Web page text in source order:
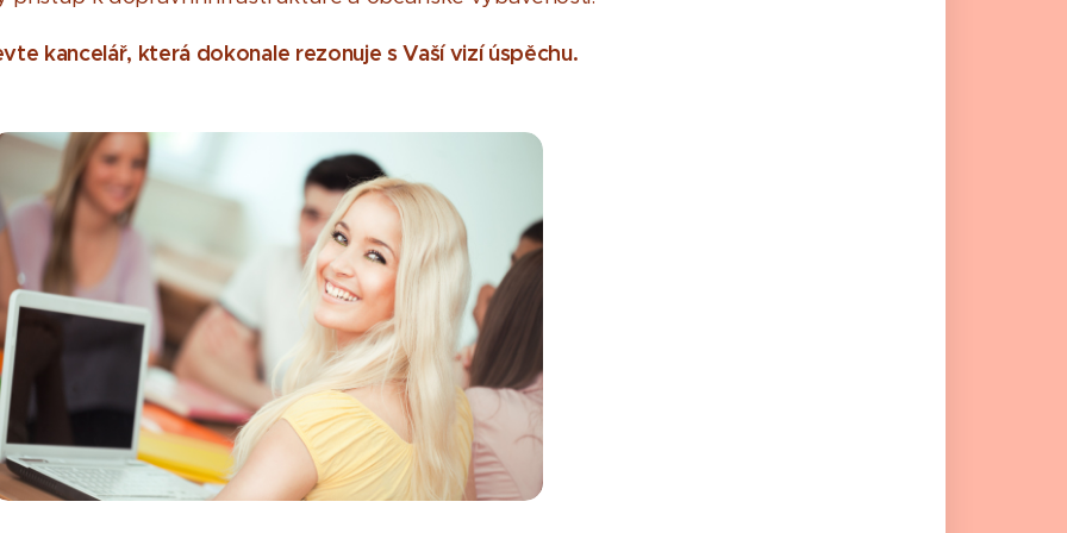
kancelář, která dokonale rezonuje s Vaší vizí úspěchu.